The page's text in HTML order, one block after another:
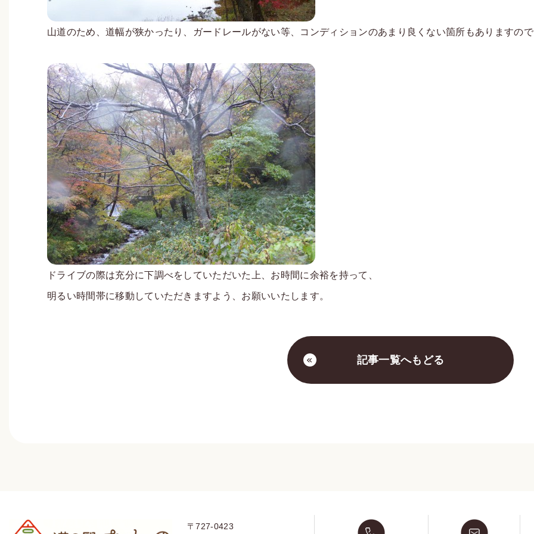
山道のため、道幅が狭かったり、ガードレールがない等、コンディションのあまり良くない箇所もありますの
ドライブの際は充分に下調べをしていただいた上、お時間に余裕を持って、
明るい時間帯に移動していただきますよう、お願いいたします。
記事一覧へもどる
〒727-0423